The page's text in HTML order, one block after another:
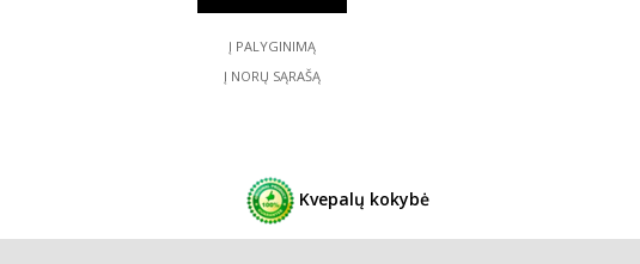
Į PALYGINIMĄ
Į NORŲ SĄRAŠĄ
Kvepalų kokybė